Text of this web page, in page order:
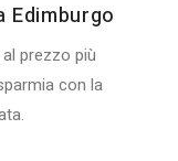
Edimburgo
prezzo più
con la